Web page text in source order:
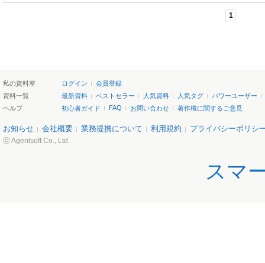
1
私の資料室 ログイン
会員登録
資料一覧
最新資料 ベストセラー 人気資料 人気タグ
パワーユーザー
ヘルプ
初心者ガイド FAQ お問い合わせ 著作権に関するご意見
お知らせ 会社概要 業務提携について 利用規約 プライバシーポリシ
ⓒ Agentsoft Co., Ltd.
スマ